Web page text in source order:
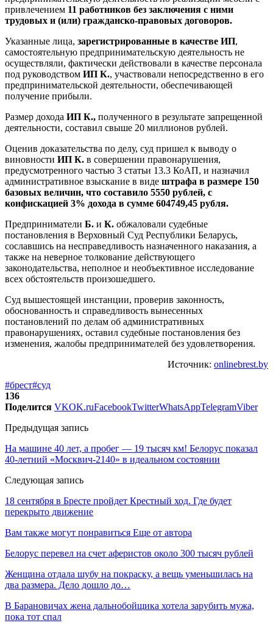
привлечением 11 работников без заключения с ними
трудовых и (или) гражданско-правовых договоров.
Указанные лица, зарегистрированные в качестве ИП,
самостоятельную предпринимательскую деятельность не
осуществляли, фактически действовали в качестве персонала
под руководством ИП К., участвовали непосредственно в его
предпринимательской деятельности, обеспечивающей
получение прибыли.
Размер дохода ИП К., полученного в результате запрещенной
деятельности, составил свыше 20 миллионов рублей.
Оценив доказательства по делу, суд пришел к выводу о
виновности ИП К. в совершении правонарушения,
предусмотренного частью 3 статьи 13.3 КоАП, и назначил
административное взыскание в виде штрафа в размере 150
базовых величин, что составило 5550 рублей, с
конфискацией 3% дохода в сумме 604749,45 рубля.
Предприниматели Б. и К. обжаловали судебные
постановления в Верховный Суд Республики Беларусь,
сославшись на несправедливость назначенного наказания, а
также на неверное толкование действующего
законодательства, неполное и необъективное исследование
всех обстоятельств произошедшего.
Суд вышестоящей инстанции, проверив законность,
обоснованность и справедливость вынесенных
постановлений по делам об административных
правонарушениях, оставил судебные постановления без
изменения, жалобы предпринимателей без удовлетворения.
Источник: onlinebrest.by
#брест#суд
136
Поделится VKOK.ruFacebookTwitterWhatsAppTelegramViber
Предыдущая запись
На машине 40 лет, а пробег — 19 тысяч км! Белорус показал
40-летний «Москвич-2140» в идеальном состоянии
Следующая запись
18 сентября в Бресте пройдет Крестный ход. Где будет
перекрыто движение
Вам также могут понравиться Еще от автора
Белорус перевел на счет аферистов около 300 тысяч рублей
Женщина отдала шубу на покраску, а вещь уменьшилась на
два размера. Дело дошло до…
В Барановичах жена дальнобойщика хотела зарубить мужа,
пока тот спал